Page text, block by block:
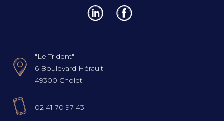
"Le Trident"
6 Boulevard Hérault
49300 Cholet
02 41 70 97 43